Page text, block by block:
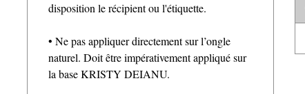
disposition le récipient ou l'étiquette.
• Ne pas appliquer directement sur l’ongle
naturel. Doit être impérativement appliqué sur
la base KRISTY DEIANU.